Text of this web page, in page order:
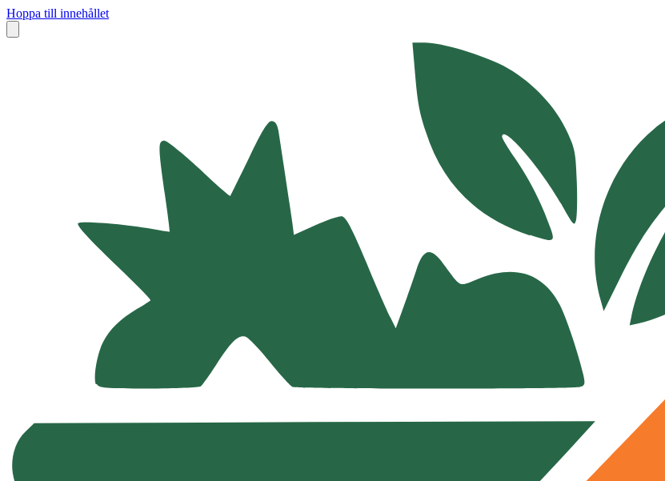
Hoppa till innehållet